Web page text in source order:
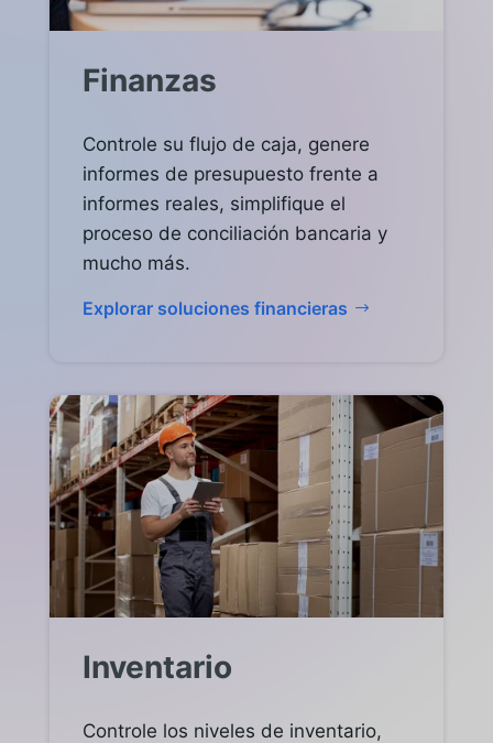
Finanzas
Controle su flujo de caja, genere
informes de presupuesto frente a
informes reales, simplifique el
proceso de conciliación bancaria y
mucho más.
Explorar soluciones financieras
Inventario
Controle los niveles de inventario,